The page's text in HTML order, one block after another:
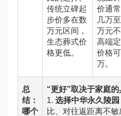
传统立碑起
步价多在数
万元区间，
生态葬式价
格更低。
价通
几万
万元不
高端
价格
万。
总
结：
哪个
“更好”取决于家庭的
1. 选择中华永久陵园
比、对往返距离不